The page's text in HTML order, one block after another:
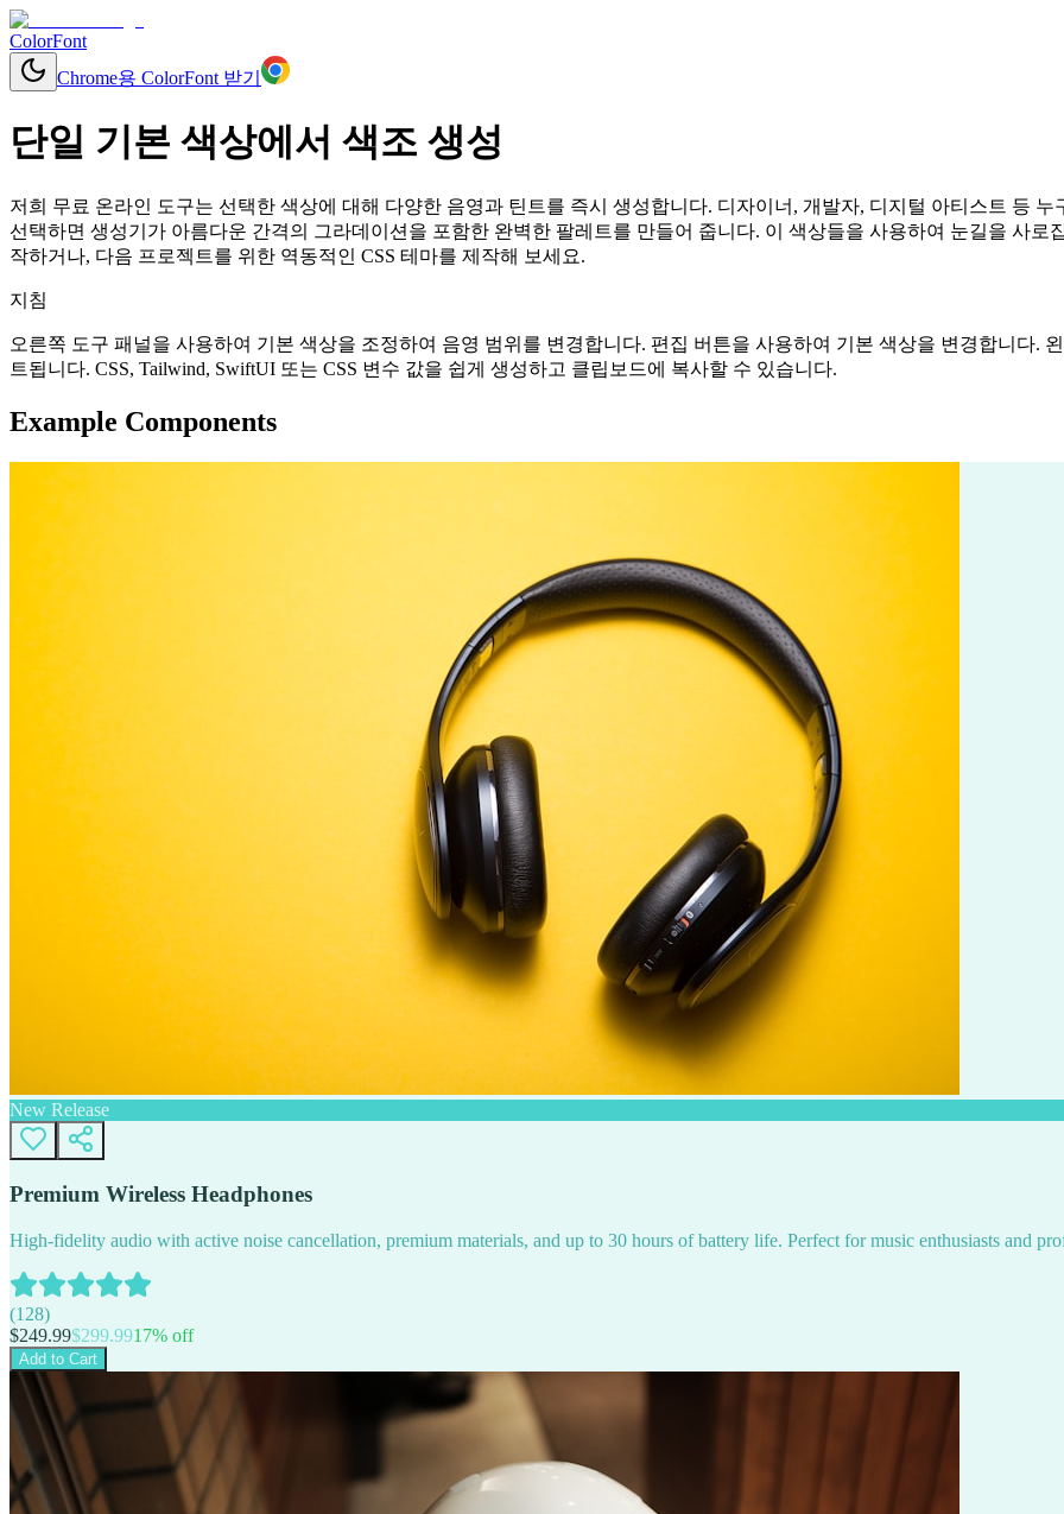
ColorFont
Chrome용 ColorFont 받기
단일 기본 색상에서 색조 생성
저희 무료 온라인 도구는 선택한 색상에 대해 다양한 음영과 틴트를 즉시 생성합니다. 디자이너, 개발자, 디지털 아티스트 등 누
선택하면 생성기가 아름다운 간격의 그라데이션을 포함한 완벽한 팔레트를 만들어 줍니다. 이 색상들을 사용하여 눈길을 사로
작하거나, 다음 프로젝트를 위한 역동적인 CSS 테마를 제작해 보세요.
지침
오른쪽 도구 패널을 사용하여 기본 색상을 조정하여 음영 범위를 변경합니다. 편집 버튼을 사용하여 기본 색상을 변경합니다.
트됩니다. CSS, Tailwind, SwiftUI 또는 CSS 변수 값을 쉽게 생성하고 클립보드에 복사할 수 있습니다.
Example Components
New Release
Premium Wireless Headphones
High-fidelity audio with active noise cancellation, premium materials, and up to 30 hours of battery life. Perfect for music enthusiasts and
(128)
$249.99$299.9917% off
Add to Cart